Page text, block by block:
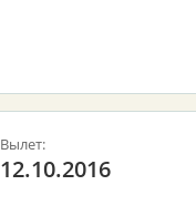
Вылет:
12.10.2016